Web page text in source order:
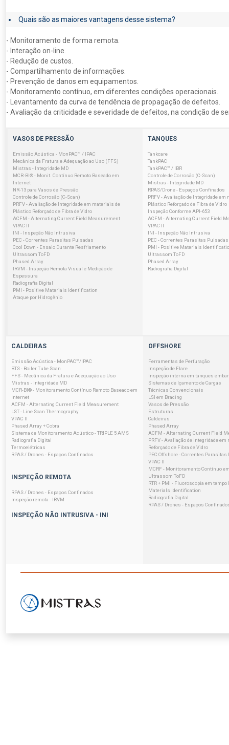
Quais são as maiores vantagens desse sistema?
- Monitoramento de forma remota.
- Interação on-line.
- Redução de custos.
- Compartilhamento de informações.
- Prevenção de danos em equipamentos.
- Monitoramento contínuo, em diferentes condições operacionais.
- Levantamento da curva de tendência de propagação de defeitos.
- Avaliação da criticidade e severidade de defeitos, na condição de
VASOS DE PRESSÃO
Emissão Acústica - MonPAC™ / IPAC
Mecânica da Fratura e Adequação ao Uso (FFS)
Mistras - Integridade MD
MCR-BI® - Monit. Contínuo Remoto Baseado em
Internet
NR-13 para Vasos de Pressão
Controle de Corrosão (C-Scan)
PRFV - Avaliação de Integridade em materiais de
Plástico Reforçado de Fibra de Vidro
ACFM - Alternating Current Field Measurement
VPAC II
INI - Inspeção Não Intrusiva
PEC - Correntes Parasitas Pulsadas
Cool Down - Ensaio Durante Resfriamento
Ultrassom ToFD
Phased Array
IRVM - Inspeção Remota Visual e Medição de
Espessura
Radiografia Digital
PMI - Positive Materials Identification
Ataque por Hidrogênio
TANQUES
Tankcare
TankPAC
TankPAC™ / IBR
Controle de Corrosão (C-Scan)
Mistras - Integridade MD
RPAS/Drone - Espaços Confinados
PRFV - Avaliação de Integridade em
Plástico Reforçado de Fibra de Vidro
Inspeção Conforme API-653
ACFM - Alternating Current Field
VPAC II
INI - Inspeção Não Intrusiva
PEC - Correntes Parasitas Pulsadas
PMI - Positive Materials
Ultrassom ToFD
Phased Array
Radiografia Digital
CALDEIRAS
Emissão Acústica - MonPAC™/IPAC
BTS - Boiler Tube Scan
FFS - Mecânica da Fratura e Adequação ao Uso
Mistras - Integridade MD
MCR-BI® - Monitoramento Contínuo Remoto Baseado em
Internet
ACFM - Alternating Current Field Measurement
LST - Line Scan Thermography
VPAC II
Phased Array + Cobra
Sistema de Monitoramento Acústico - TRIPLE 5 AMS
Radiografia Digital
Termoelétricas
RPAS / Drones - Espaços Confinados
INSPEÇÃO REMOTA
RPAS / Drones - Espaços Confinados
Inspeção remota - IRVM
INSPEÇÃO NÃO INTRUSIVA - INI
OFFSHORE
Ferramentas de Perfuração
Inspeção de Flare
Inspeção interna em tanques
Sistemas de Içamento de Cargas
Técnicas Convencionais
LSI em Bracing
Vasos de Pressão
Estruturas
Caldeiras
Phased Array
ACFM - Alternating Current Field
PRFV - Avaliação de Integridade
Reforçado de Fibra de Vidro
PEC Offshore - Correntes Parasitas
VPAC II
MCRF - Monitoramento Contínuo
Ultrassom ToFD
RTR + PMI - Fluoroscopia em tempo
Materials Identification
Radiografia Digital
RPAS / Drones - Espaços